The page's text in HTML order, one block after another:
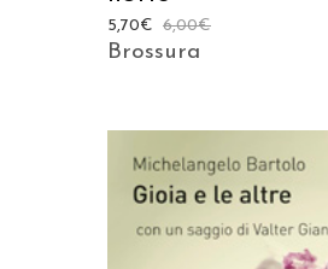
6,00€
5,70€
Brossura